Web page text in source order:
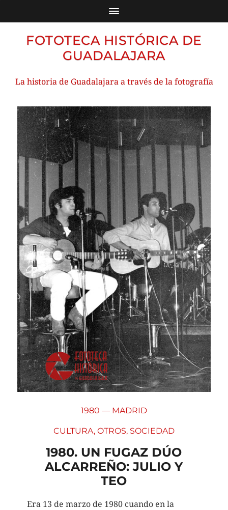
FOTOTECA HISTÓRICA DE
GUADALAJARA
La historia de Guadalajara a través de la fotografía
1980 — MADRID
CULTURA, OTROS, SOCIEDAD
1980. UN FUGAZ DÚO
ALCARREÑO: JULIO Y
TEO
Era 13 de marzo de 1980 cuando en la